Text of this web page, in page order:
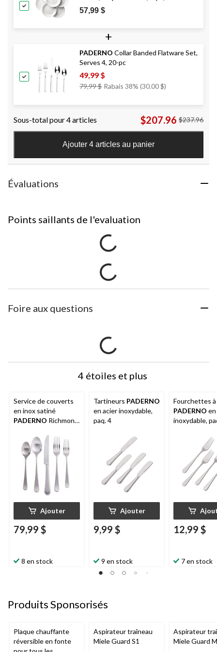
57,99 $
+
PADERNO Collar Banded Flatware Set,
Serves 4, 20-pc
49,99 $
79,99 $ Prix
Rabais 38% (30.00 $)
Sous-total pour 4 articles $207.96 $237.96
Ajouter 4 articles au panier
Évaluations
Points saillants de l'evaluation
Foire aux questions
4 étoiles et plus
Service de couverts
en inox satiné
PADERNO Richmond
pièces
Ajouter
79,99 $
8 en stock
Tartineurs PADERNO
en acier inoxydable,
paq. 4
Ajouter
9,99 $
9 en stock
Fourchettes à
PADERNO
inoxydable,
12,99 $
7 en stock
Produits Sponsorisés
Plaque chauffante
réversible en fonte
Aspirateur traîneau
Miele Guard S1
Aspirateur
Miele Guard